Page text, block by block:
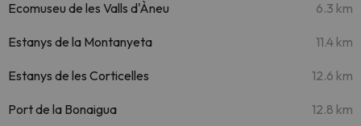
Ecomuseu de les Valls d'Àneu 6.3 km
Estanys de la Montanyeta 11.4 km
Estanys de les Corticelles 12.6 km
Port de la Bonaigua 12.8 km